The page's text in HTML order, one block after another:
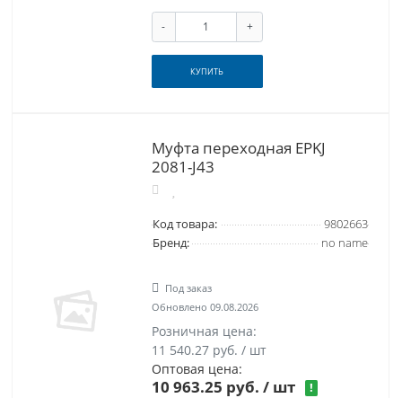
- +
КУПИТЬ
Муфта переходная EPKJ
2081-J43
Код товара:
9802663
Бренд:
no name
Под заказ
Обновлено 09.08.2026
Розничная цена:
11 540.27 руб. / шт
Оптовая цена:
10 963.25 руб. / шт !